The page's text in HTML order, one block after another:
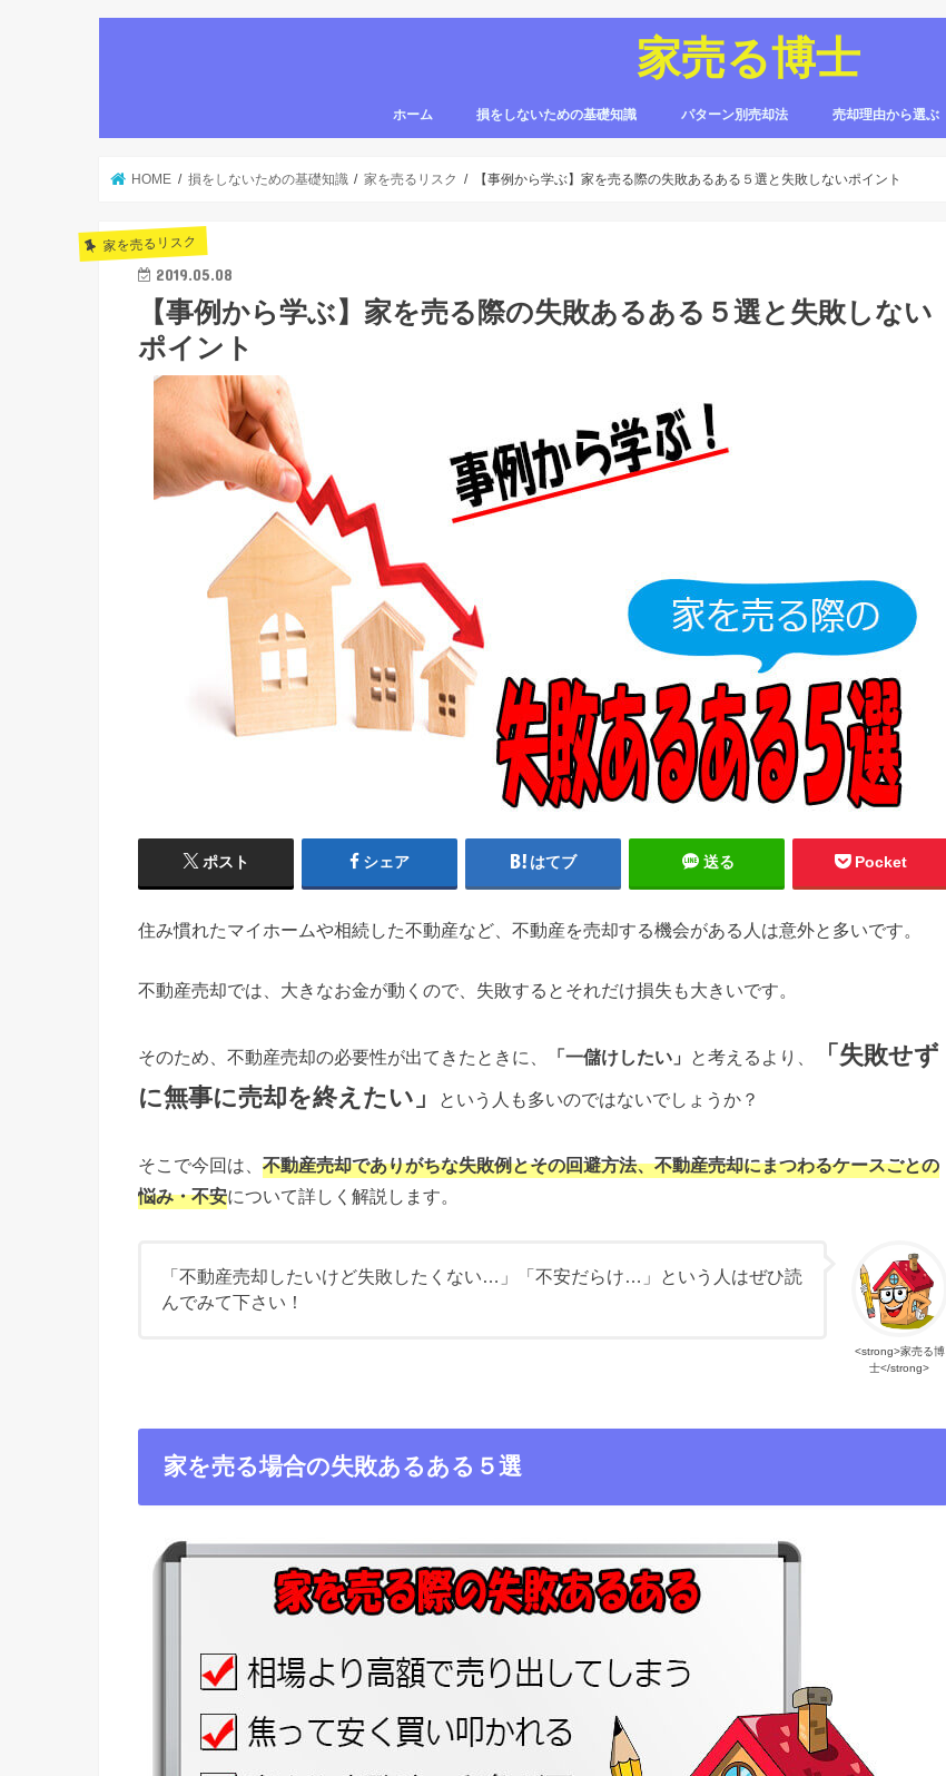
家売る博士
ホーム 損をしないための基礎知識 パターン別売却法 売却理由から選ぶ
HOME 損をしないための基礎知識 家を売るリスク 【事例から学ぶ】家を売る際の失敗あるある５選と失敗しないポイント
家を売るリスク
2019.05.08
【事例から学ぶ】家を売る際の失敗あるある５選と失敗しない
ポイント
ポスト シェア はてブ 送る Pocket
住み慣れたマイホームや相続した不動産など、不動産を売却する機会がある人は意外と多いです。
不動産売却では、大きなお金が動くので、失敗するとそれだけ損失も大きいです。
そのため、不動産売却の必要性が出てきたときに、 「一儲けしたい」 と考えるより、
「失敗せず
に無事に売却を終えたい」
という人も多いのではないでしょうか？
そこで今回は、 不動産売却でありがちな失敗例とその回避方法、不動産売却にまつわるケースごとの
悩み・不安について詳しく解説します。
<strong>家売る博
士</strong>
「不動産売却したいけど失敗したくない…」「不安だらけ…」という人はぜひ読
んでみて下さい！
家を売る場合の失敗あるある５選